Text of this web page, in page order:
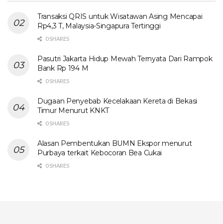
Transaksi QRIS untuk Wisatawan Asing Mencapai
Rp4,3 T, Malaysia-Singapura Tertinggi
0 SHARES
Pasutri Jakarta Hidup Mewah Ternyata Dari Rampok
Bank Rp 194 M
0 SHARES
Dugaan Penyebab Kecelakaan Kereta di Bekasi
Timur Menurut KNKT
0 SHARES
Alasan Pembentukan BUMN Ekspor menurut
Purbaya terkait Kebocoran Bea Cukai
0 SHARES